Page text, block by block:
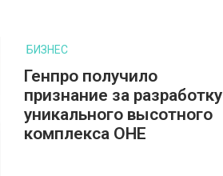
БИЗНЕС
Генпро получило
признание за разработку
уникального высотного
комплекса ОНЕ